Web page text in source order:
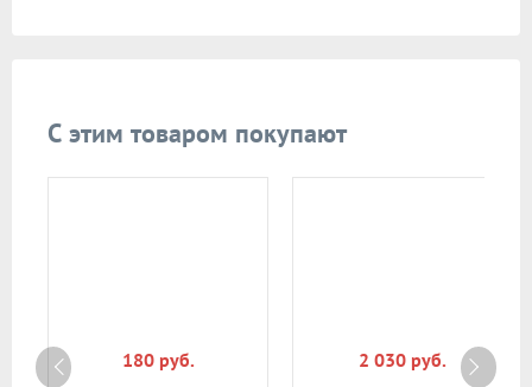
С этим товаром покупают
180 руб. 2 030 руб.